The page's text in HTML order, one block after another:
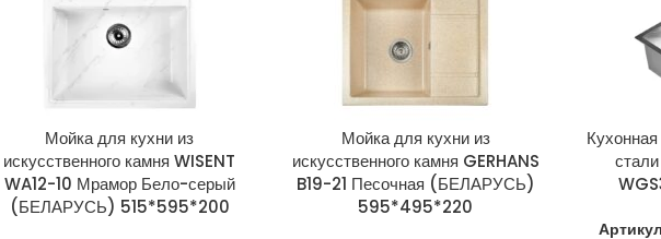
Мойка для кухни из
искусственного камня WISENT
WA12-10 Мрамор Бело-серый
(БЕЛАРУСЬ) 515*595*200
Мойка для кухни из
искусственного камня GERHANS
B19-21 Песочная (БЕЛАРУСЬ)
595*495*220